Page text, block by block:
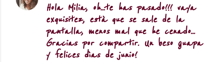
Hola Milia, oh...te has pasado!!! vaya
exquisitez, està que se sale de la
pantalla, menos mal que he cenado...
Gracias por compartir. Un beso guapa
y felices dìas de junio!